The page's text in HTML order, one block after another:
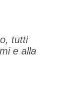
tutti
e alla